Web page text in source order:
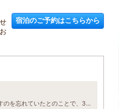
宿泊のご予約はこちらから
総合的にとてもよかったです。お風呂も広いし安いです。ただ、2日目にアメニティを渡すのを忘れていたとのことで、3日目の朝に渡されました。さすがにもういらないです…